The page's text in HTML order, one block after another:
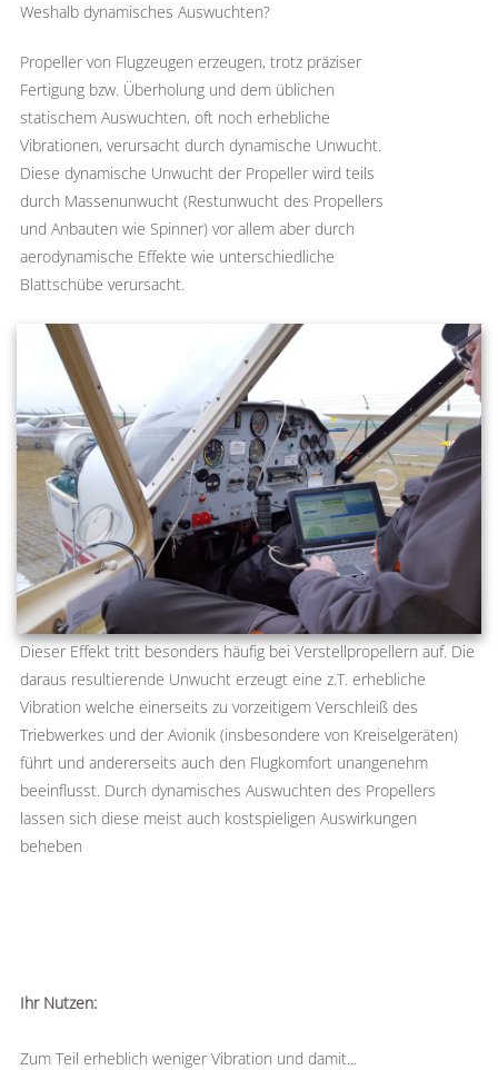
Weshalb dynamisches Auswuchten?
Propeller von Flugzeugen erzeugen, trotz präziser
Fertigung bzw. Überholung und dem üblichen
statischem Auswuchten, oft noch erhebliche
Vibrationen, verursacht durch dynamische Unwucht.
Diese dynamische Unwucht der Propeller wird teils
durch Massenunwucht (Restunwucht des Propellers
und Anbauten wie Spinner) vor allem aber durch
aerodynamische Effekte wie unterschiedliche
Blattschübe verursacht.
Dieser Effekt tritt besonders häufig bei Verstellpropellern auf. Die
daraus resultierende Unwucht erzeugt eine z.T. erhebliche
Vibration welche einerseits zu vorzeitigem Verschleiß des
Triebwerkes und der Avionik (insbesondere von Kreiselgeräten)
führt und andererseits auch den Flugkomfort unangenehm
beeinflusst. Durch dynamisches Auswuchten des Propellers
lassen sich diese meist auch kostspieligen Auswirkungen
beheben
Ihr Nutzen:
Zum Teil erheblich weniger Vibration und damit...